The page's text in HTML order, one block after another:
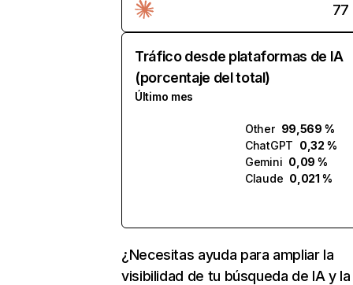
77
Tráfico desde plataformas de IA
(porcentaje del total)
Último mes
Other 99,569 %
ChatGPT 0,32 %
Gemini 0,09 %
Claude 0,021 %
¿Necesitas ayuda para ampliar la
visibilidad de tu búsqueda de IA y la